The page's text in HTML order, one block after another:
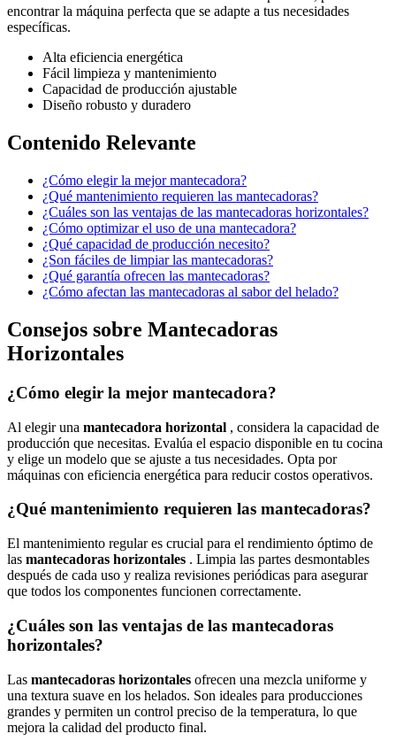
encontrar la máquina perfecta que se adapte a tus necesidades
específicas.
Alta eficiencia energética
Fácil limpieza y mantenimiento
Capacidad de producción ajustable
Diseño robusto y duradero
Contenido Relevante
¿Cómo elegir la mejor mantecadora?
¿Qué mantenimiento requieren las mantecadoras?
¿Cuáles son las ventajas de las mantecadoras horizontales?
¿Cómo optimizar el uso de una mantecadora?
¿Qué capacidad de producción necesito?
¿Son fáciles de limpiar las mantecadoras?
¿Qué garantía ofrecen las mantecadoras?
¿Cómo afectan las mantecadoras al sabor del helado?
Consejos sobre Mantecadoras
Horizontales
¿Cómo elegir la mejor mantecadora?
Al elegir una mantecadora horizontal , considera la capacidad de
producción que necesitas. Evalúa el espacio disponible en tu cocina
y elige un modelo que se ajuste a tus necesidades. Opta por
máquinas con eficiencia energética para reducir costos operativos.
¿Qué mantenimiento requieren las mantecadoras?
El mantenimiento regular es crucial para el rendimiento óptimo de
las mantecadoras horizontales . Limpia las partes desmontables
después de cada uso y realiza revisiones periódicas para asegurar
que todos los componentes funcionen correctamente.
¿Cuáles son las ventajas de las mantecadoras
horizontales?
Las mantecadoras horizontales ofrecen una mezcla uniforme y
una textura suave en los helados. Son ideales para producciones
grandes y permiten un control preciso de la temperatura, lo que
mejora la calidad del producto final.